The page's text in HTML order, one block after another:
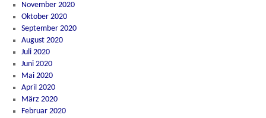
November 2020
Oktober 2020
September 2020
August 2020
Juli 2020
Juni 2020
Mai 2020
April 2020
März 2020
Februar 2020